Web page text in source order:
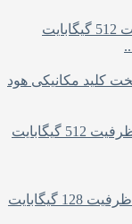
هود